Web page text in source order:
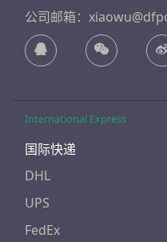
公司邮箱：
International Express
国际快递
DHL
UPS
FedEx